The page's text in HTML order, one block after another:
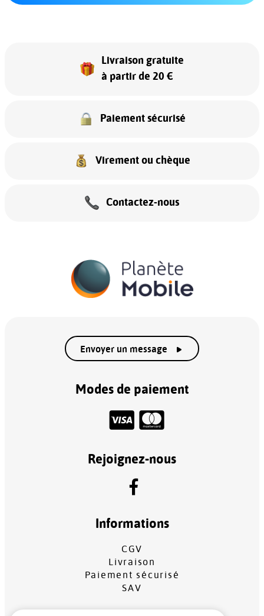
Livraison gratuite
à partir de 20 €
Paiement sécurisé
Virement ou chèque
Contactez-nous
Envoyer un message
Modes de paiement
Rejoignez-nous
Informations
CGV
Livraison
Paiement sécurisé
SAV